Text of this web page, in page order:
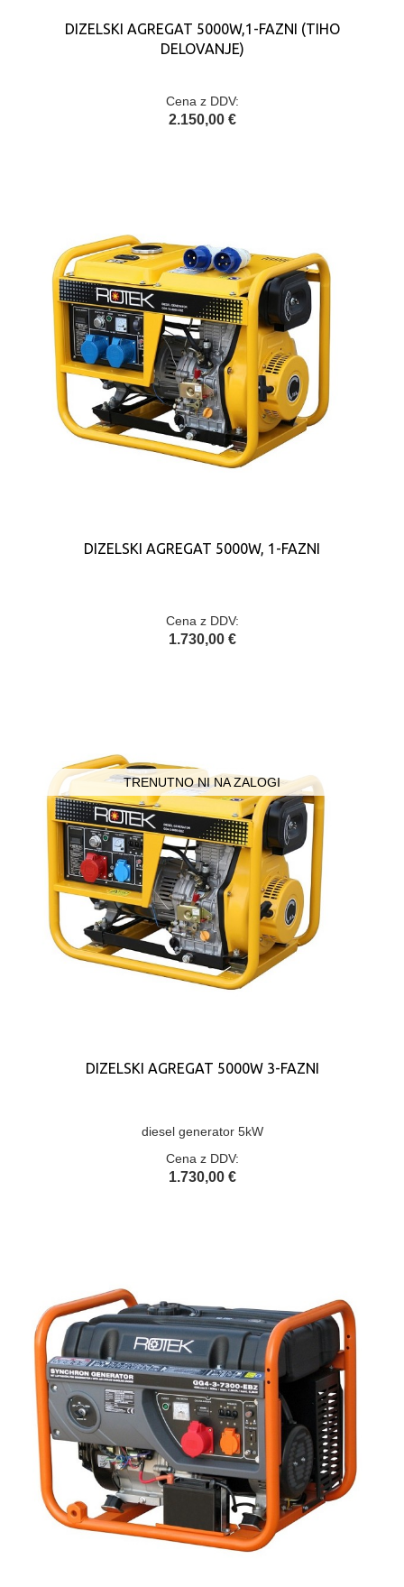
DIZELSKI AGREGAT 5000W,1-FAZNI (TIHO
DELOVANJE)
Cena z DDV:
2.150,00 €
DIZELSKI AGREGAT 5000W, 1-FAZNI
Cena z DDV:
1.730,00 €
TRENUTNO NI NA ZALOGI
DIZELSKI AGREGAT 5000W 3-FAZNI
diesel generator 5kW
Cena z DDV:
1.730,00 €